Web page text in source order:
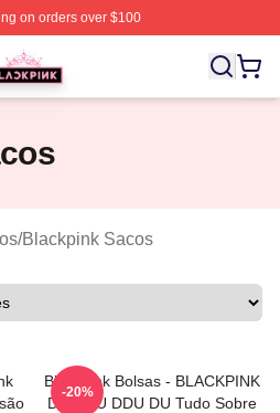
on orders over $100
BLACKPINK Merchandise
/Blackpink Sacos
Blackpink Bolsas - BLACKPINK
DDU DU DDU DU Tudo Sobre
-20%